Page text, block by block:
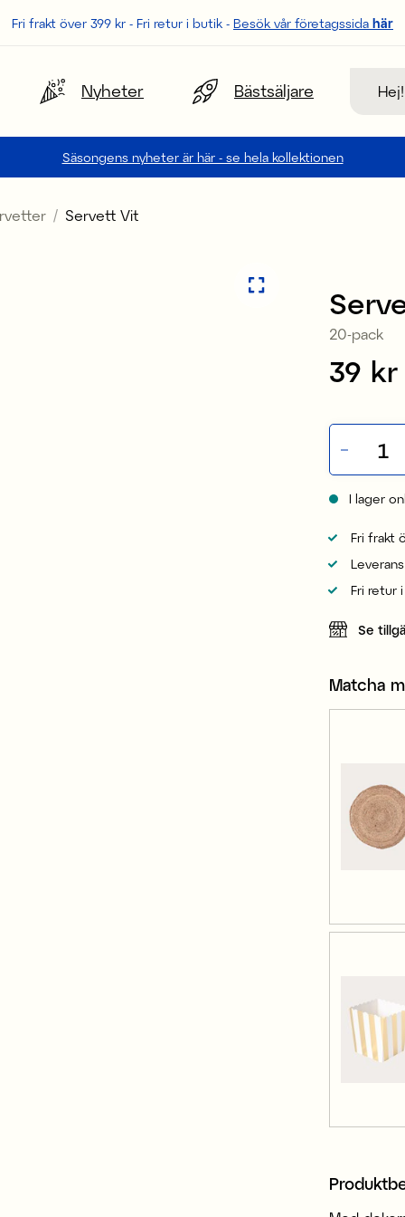
Fri frakt över 399 kr - Fri retur i butik - Besök vår företagssida här
Nyheter Bästsäljare
Säsongens nyheter är här - se hela kollektionen
Servett Vit
20-pack
Pris:
39 kr
I lager
Fri frakt
Fri retur
Se
Matcha